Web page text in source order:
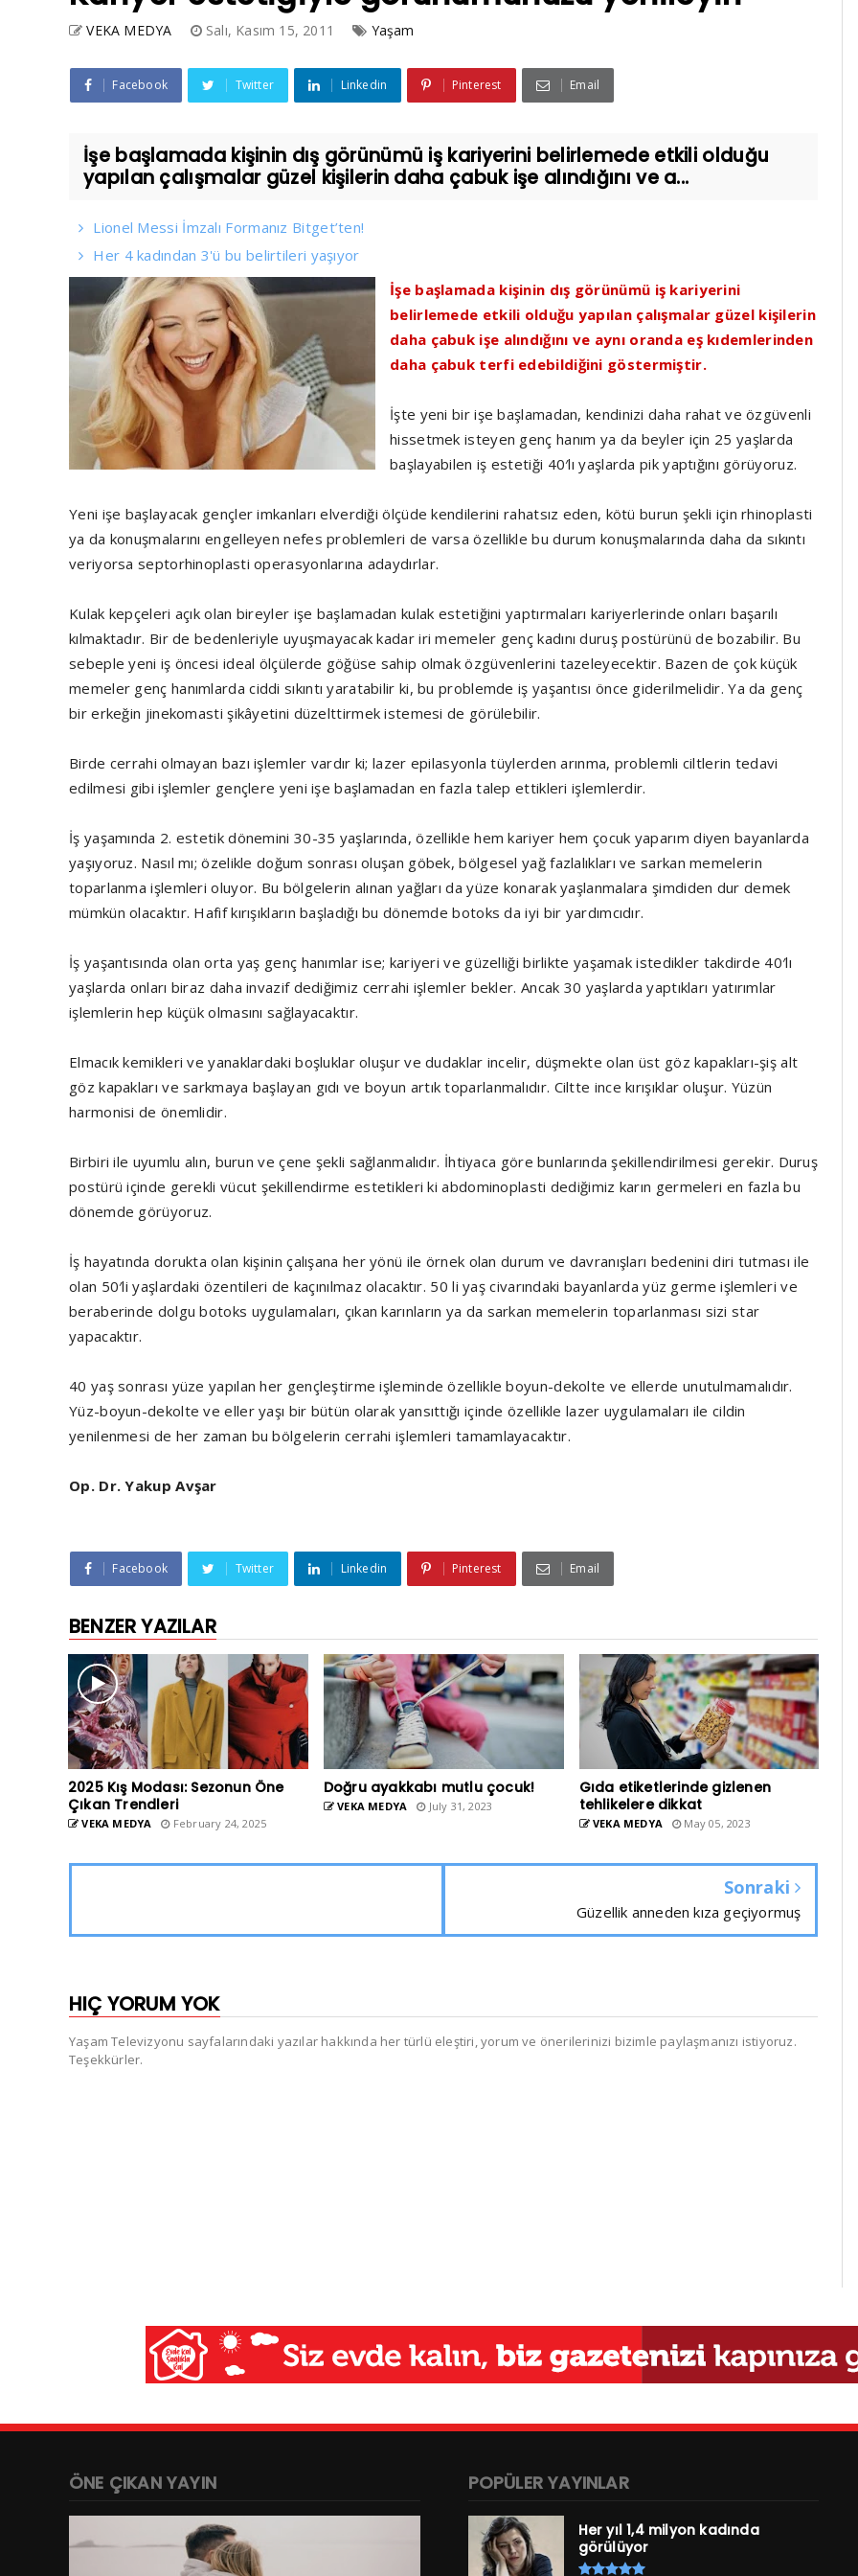
VEKA MEDYA Salı, Kasım 15, 2011 Yaşam
Facebook Twitter Linkedin Pinterest Email
İşe başlamada kişinin dış görünümü iş kariyerini belirlemede etkili olduğu
yapılan çalışmalar güzel kişilerin daha çabuk işe alındığını ve a...
Lionel Messi İmzalı Formanız Bitget’ten!
Her 4 kadından 3'ü bu belirtileri yaşıyor
İşe başlamada kişinin dış görünümü iş kariyerini
belirlemede etkili olduğu yapılan çalışmalar güzel kişilerin
daha çabuk işe alındığını ve aynı oranda eş kıdemlerinden
daha çabuk terfi edebildiğini göstermiştir.
İşte yeni bir işe başlamadan, kendinizi daha rahat ve özgüvenli
hissetmek isteyen genç hanım ya da beyler için 25 yaşlarda
başlayabilen iş estetiği 40′lı yaşlarda pik yaptığını görüyoruz.
Yeni işe başlayacak gençler imkanları elverdiği ölçüde kendilerini rahatsız eden, kötü burun şekli için rhinoplasti
ya da konuşmalarını engelleyen nefes problemleri de varsa özellikle bu durum konuşmalarında daha da sıkıntı
veriyorsa septorhinoplasti operasyonlarına adaydırlar.
Kulak kepçeleri açık olan bireyler işe başlamadan kulak estetiğini yaptırmaları kariyerlerinde onları başarılı
kılmaktadır. Bir de bedenleriyle uyuşmayacak kadar iri memeler genç kadını duruş postürünü de bozabilir. Bu
sebeple yeni iş öncesi ideal ölçülerde göğüse sahip olmak özgüvenlerini tazeleyecektir. Bazen de çok küçük
memeler genç hanımlarda ciddi sıkıntı yaratabilir ki, bu problemde iş yaşantısı önce giderilmelidir. Ya da genç
bir erkeğin jinekomasti şikâyetini düzelttirmek istemesi de görülebilir.
Birde cerrahi olmayan bazı işlemler vardır ki; lazer epilasyonla tüylerden arınma, problemli ciltlerin tedavi
edilmesi gibi işlemler gençlere yeni işe başlamadan en fazla talep ettikleri işlemlerdir.
İş yaşamında 2. estetik dönemini 30-35 yaşlarında, özellikle hem kariyer hem çocuk yaparım diyen bayanlarda
yaşıyoruz. Nasıl mı; özelikle doğum sonrası oluşan göbek, bölgesel yağ fazlalıkları ve sarkan memelerin
toparlanma işlemleri oluyor. Bu bölgelerin alınan yağları da yüze konarak yaşlanmalara şimdiden dur demek
mümkün olacaktır. Hafif kırışıkların başladığı bu dönemde botoks da iyi bir yardımcıdır.
İş yaşantısında olan orta yaş genç hanımlar ise; kariyeri ve güzelliği birlikte yaşamak istedikler takdirde 40′lı
yaşlarda onları biraz daha invazif dediğimiz cerrahi işlemler bekler. Ancak 30 yaşlarda yaptıkları yatırımlar
işlemlerin hep küçük olmasını sağlayacaktır.
Elmacık kemikleri ve yanaklardaki boşluklar oluşur ve dudaklar incelir, düşmekte olan üst göz kapakları-şiş alt
göz kapakları ve sarkmaya başlayan gıdı ve boyun artık toparlanmalıdır. Ciltte ince kırışıklar oluşur. Yüzün
harmonisi de önemlidir.
Birbiri ile uyumlu alın, burun ve çene şekli sağlanmalıdır. İhtiyaca göre bunlarında şekillendirilmesi gerekir. Duruş
postürü içinde gerekli vücut şekillendirme estetikleri ki abdominoplasti dediğimiz karın germeleri en fazla bu
dönemde görüyoruz.
İş hayatında dorukta olan kişinin çalışana her yönü ile örnek olan durum ve davranışları bedenini diri tutması ile
olan 50′li yaşlardaki özentileri de kaçınılmaz olacaktır. 50 li yaş civarındaki bayanlarda yüz germe işlemleri ve
beraberinde dolgu botoks uygulamaları, çıkan karınların ya da sarkan memelerin toparlanması sizi star
yapacaktır.
40 yaş sonrası yüze yapılan her gençleştirme işleminde özellikle boyun-dekolte ve ellerde unutulmamalıdır.
Yüz-boyun-dekolte ve eller yaşı bir bütün olarak yansıttığı içinde özellikle lazer uygulamaları ile cildin
yenilenmesi de her zaman bu bölgelerin cerrahi işlemleri tamamlayacaktır.
Op. Dr. Yakup Avşar
Facebook Twitter Linkedin Pinterest Email
BENZER YAZILAR
2025 Kış Modası: Sezonun Öne
Çıkan Trendleri
VEKA MEDYA February 24, 2025
Doğru ayakkabı mutlu çocuk!
VEKA MEDYA July 31, 2023
Gıda etiketlerinde gizlenen
tehlikelere dikkat
VEKA MEDYA May 05, 2023
Sonraki
Güzellik anneden kıza geçiyormuş
HIÇ YORUM YOK
Yaşam Televizyonu sayfalarındaki yazılar hakkında her türlü eleştiri, yorum ve önerilerinizi bizimle paylaşmanızı istiyoruz.
Teşekkürler.
ÖNE ÇIKAN YAYIN POPÜLER YAYINLAR
Her yıl 1,4 milyon kadında
görülüyor